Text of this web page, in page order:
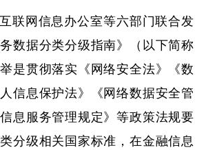
联网信息办公室等六部门联合发
数据分类分级指南》（以下简称
是贯彻落实《网络安全法》《数
信息保护法》《网络数据安全管
息服务管理规定》等政策法规要
分级相关国家标准，在金融信息